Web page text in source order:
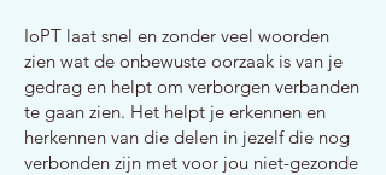
IoPT laat snel en zonder veel woorden
zien wat de onbewuste oorzaak is van je
gedrag en helpt om verborgen verbanden
te gaan zien. Het helpt je erkennen en
herkennen van die delen in jezelf die nog
verbonden zijn met voor jou niet-gezonde